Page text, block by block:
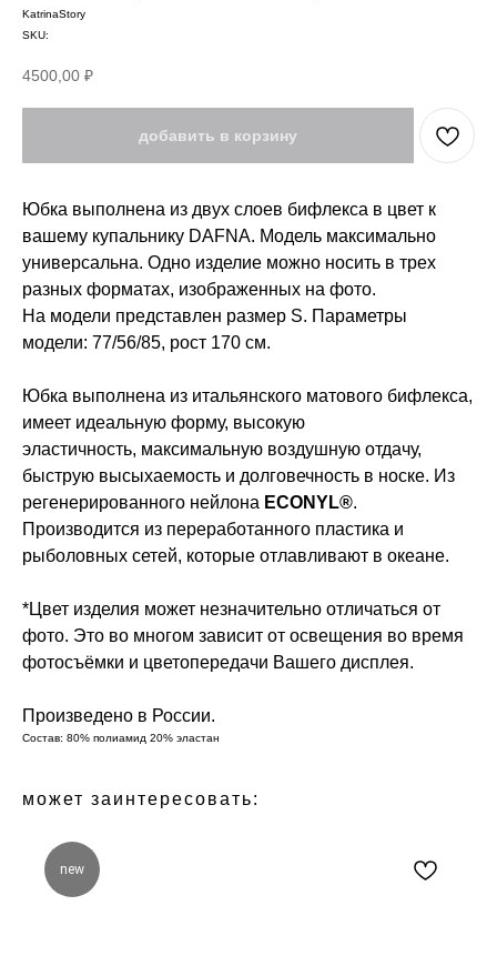
KatrinaStory
SKU:
4500,00 ₽
добавить в корзину
Юбка выполнена из двух слоев бифлекса в цвет к
вашему купальнику DAFNA. Модель максимально
универсальна. Одно изделие можно носить в трех
разных форматах, изображенных на фото.
На модели представлен размер S. Параметры
модели: 77/56/85, рост 170 см.
Юбка выполнена из итальянского матового бифлекса,
имеет идеальную форму, высокую
эластичность, максимальную воздушную отдачу,
быструю высыхаемость и долговечность в носке. Из
регенерированного нейлона ECONYL®.
Производится из переработанного пластика и
рыболовных сетей, которые отлавливают в океане.
*Цвет изделия может незначительно отличаться от
фото. Это во многом зависит от освещения во время
фотосъёмки и цветопередачи Вашего дисплея.
Произведено в России.
Состав: 80% полиамид 20% эластан
может заинтересовать:
new